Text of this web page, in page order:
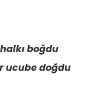
boğdu
ucube doğdu